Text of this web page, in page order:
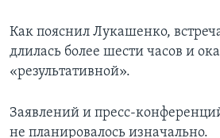
Как пояснил Лукашенко, встреча
длилась более шести часов и
«результативной».
Заявлений и пресс-
не планировалось изначально.